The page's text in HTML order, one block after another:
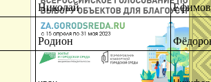
Николай
Родион